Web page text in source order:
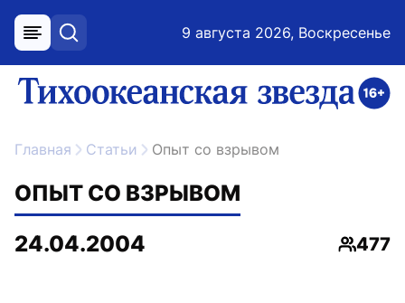
меню поиск 9 августа 2026, Воскресенье
ссылка на главную
Главная Статьи Опыт со взрывом
ОПЫТ СО ВЗРЫВОМ
24.04.2004
477